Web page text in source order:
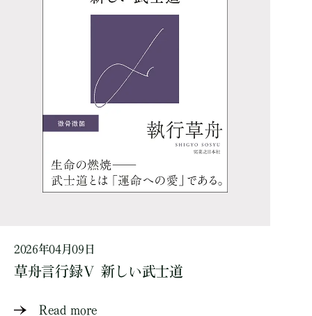
2026年04月09日
草舟言行録Ⅴ 新しい武士道
Read more